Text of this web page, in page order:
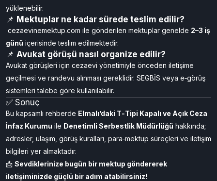
yüklenebilir.
📌 Mektuplar ne kadar sürede teslim edilir?
cezaevinemektup.com ile gönderilen mektuplar genelde 2–3 iş
günü içerisinde teslim edilmektedir.
📌 Avukat görüşü nasıl organize edilir?
Avukat görüşleri için cezaevi yönetimiyle önceden iletişime
geçilmesi ve randevu alınması gereklidir. SEGBİS veya e‑görüş
sistemleri talebe göre kullanılabilir.
✅ Sonuç
Bu kapsamlı rehberde Elmalı’daki T‑Tipi Kapalı ve Açık Ceza
İnfaz Kurumu ile Denetimli Serbestlik Müdürlüğü hakkında;
adresler, ulaşım, görüş kuralları, para‑mektup süreçleri ve iletişim
bilgileri yer almaktadır.
📩 Sevdiklerinize bugün bir mektup göndererek
iletişiminizde güçlü bir adım atabilirsiniz!